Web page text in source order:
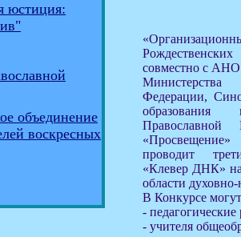
юстиция:
объединение
воскресных
совместно с
Федерации,
Православной
проводит
«Клевер ДНК»
области
В Конкурсе
-
- учителя